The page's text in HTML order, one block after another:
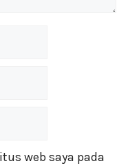
web saya pada